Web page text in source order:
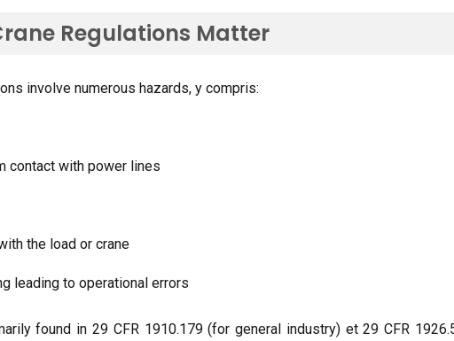
Regulations Matter
involve numerous hazards, y compris:
contact with power lines
the load or crane
leading to operational errors
found in 29 CFR1910.179 (for general industry) et 29CFR